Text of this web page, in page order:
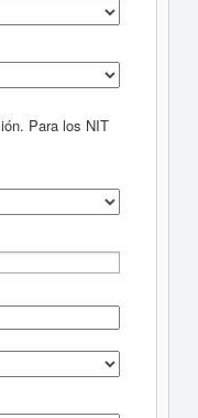
Para los NIT